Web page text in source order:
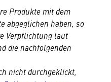
Produkte mit dem
abgeglichen haben, so
Verpflichtung laut
die nachfolgenden
nicht durchgeklickt,